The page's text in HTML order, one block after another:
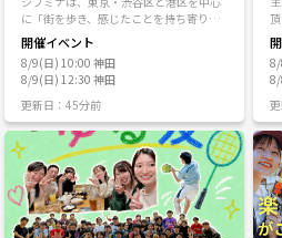
別連絡（ダイレクトメッセージ）ではな
くイベントメッセージで連絡ください。
集合後に移動をするイベントの場合、遅
刻すると合流は困難です。合流できない
場合の責任は負えません。ダイレクトメ
ッセージは大量にあるので余裕があると
きに確認しています。 🟢よくある質問 い
つからやってますか？ 👉️2025年4月から
です。 どれくらい開催しているですか？
👉週3～6回開催しています。 全部一人で
やってるんですか？ 👉ほぼ一人でやって
います。まれに別の人が主催することが
あります。 男女比はどれくらいですか？
👉平均して10人中3〜4人が女性という感
出店 →テクスチャーアート作品 ・東京ビ
ッグサイトでのハンドメイドマルシェ出
店 →アロマストーン ☆メイクアップアー
ティストさん、ヘアメイクさんなどとい
っしょにお仕事させてもらった事もあ
活かして、板前さんのお料理を更に美し
くするお仕事も！ #ZINE #ペーパークラ
フト #テクスチャーアート #ハーバリウム
#スワッグ など。。
に「街を歩き、感じたことを持ち寄り、
日常に小さな創造性のスイッチを入れ
る」ことをテーマにした小さなコミュニ
ティです。 散歩で街の“外側”を観察し、
気になったお店や施設では対話会・カフ
ェ会・ランチ会、ときには断捨離交換会
—— メンバーの好奇心から生まれた多彩
なイベントを内包しています。 そこで得
た発見をまた次の散歩へ。 街の外側と内
側を行き来しながら、新しい視点を育て
る循環を楽しみます。 難しい準備や専門
知識はいりません。 健康のために歩きた
い人、交友に使える店をリサーチしたい
開催イベント
8/9(日) 10:00 神田
8/9(日) 12:30 神田
更新日：45分前
ェ
8/
8/